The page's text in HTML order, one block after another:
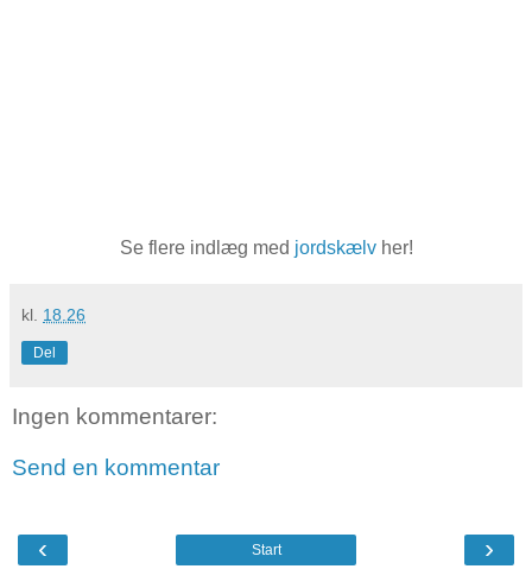
Se flere indlæg med jordskælvher!
kl. 18.26
Del
Ingen kommentarer:
Send en kommentar
‹ ›
Start